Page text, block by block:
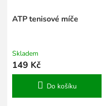
ATP tenisové míče
Skladem
149 Kč
Do košíku